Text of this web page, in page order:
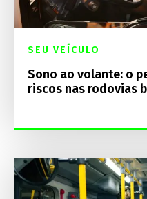
SEU VEÍCULO
Sono ao volante: o
riscos nas rodovias